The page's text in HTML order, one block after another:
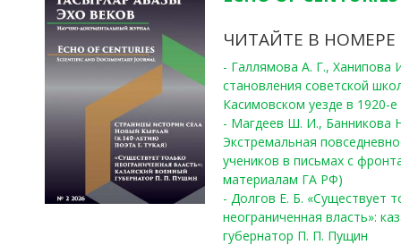
ЧИТАЙТЕ В НОМЕРЕ
- Галлямова А. Г.,
становления советской
Касимовском уезде в 1920-е
- Магдеев Ш. И., Банникова
Экстремальная
учеников в письмах с
материалам ГА РФ)
- Долгов Е. Б. «Существует
неограниченная власть»:
губернатор П. П. Пущин